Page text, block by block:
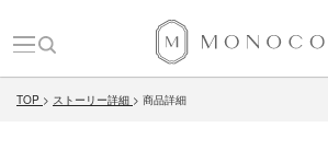
TOP ストーリー詳細 商品詳細